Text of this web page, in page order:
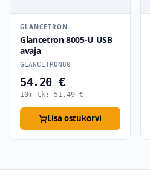
GLANCETRON
Glancetron 8005-U USB
avaja
GLANCETRON80
54.20 €
10+ tk: 51.49 €
Lisa ostukorvi